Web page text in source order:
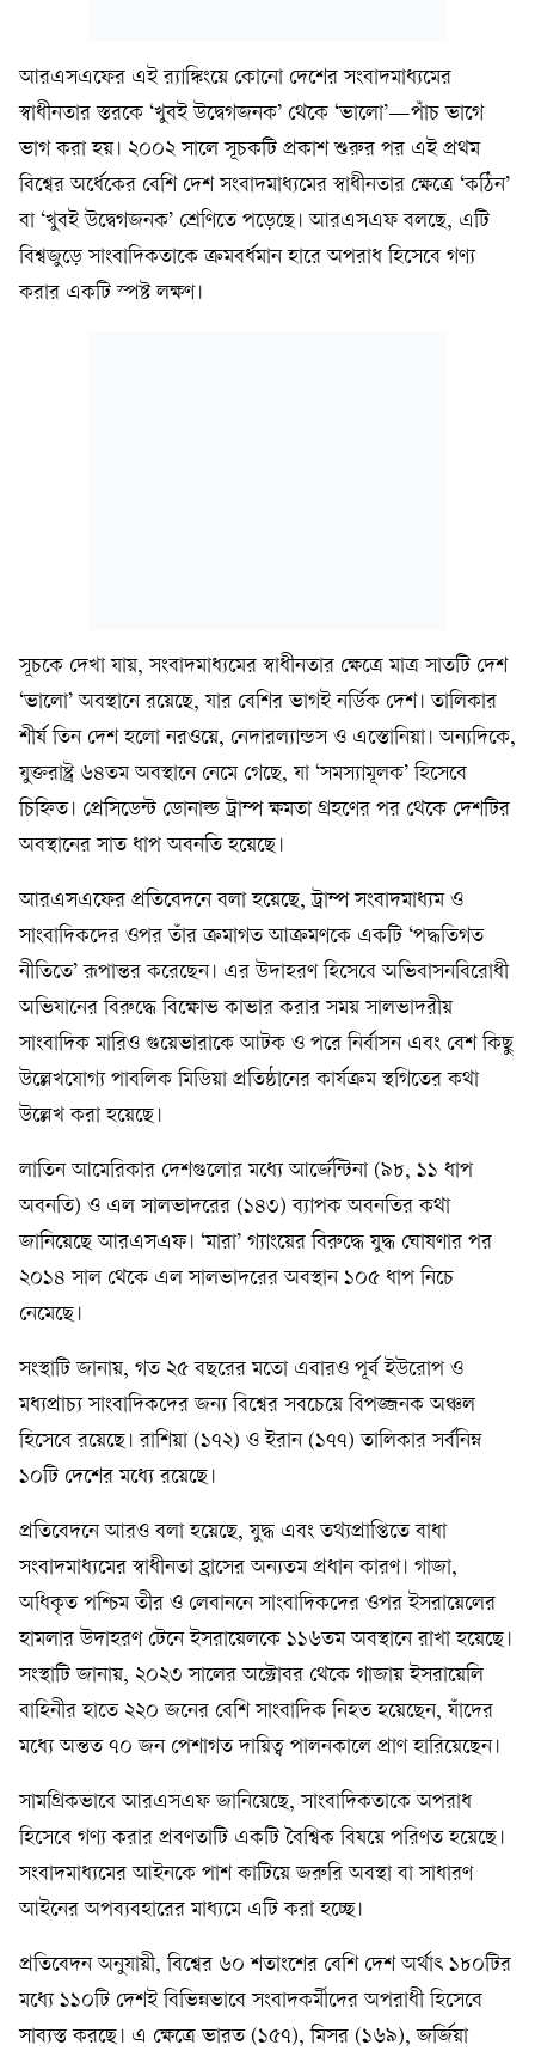
আরএসএফের এই র‍্যাঙ্কিংয়ে কোনো দেশের সংবাদমাধ্যমের
স্বাধীনতার স্তরকে ‘খুবই উদ্বেগজনক’ থেকে ‘ভালো’—পাঁচ ভাগে
ভাগ করা হয়। ২০০২ সালে সূচকটি প্রকাশ শুরুর পর এই প্রথম
বিশ্বের অর্ধেকের বেশি দেশ সংবাদমাধ্যমের স্বাধীনতার ক্ষেত্রে ‘কঠিন’
বা ‘খুবই উদ্বেগজনক’ শ্রেণিতে পড়েছে। আরএসএফ বলছে, এটি
বিশ্বজুড়ে সাংবাদিকতাকে ক্রমবর্ধমান হারে অপরাধ হিসেবে গণ্য
করার একটি স্পষ্ট লক্ষণ।
সূচকে দেখা যায়, সংবাদমাধ্যমের স্বাধীনতার ক্ষেত্রে মাত্র সাতটি দেশ
‘ভালো’ অবস্থানে রয়েছে, যার বেশির ভাগই নর্ডিক দেশ। তালিকার
শীর্ষ তিন দেশ হলো নরওয়ে, নেদারল্যান্ডস ও এস্তোনিয়া। অন্যদিকে,
যুক্তরাষ্ট্র ৬৪তম অবস্থানে নেমে গেছে, যা ‘সমস্যামূলক’ হিসেবে
চিহ্নিত। প্রেসিডেন্ট ডোনাল্ড ট্রাম্প ক্ষমতা গ্রহণের পর থেকে দেশটির
অবস্থানের সাত ধাপ অবনতি হয়েছে।
আরএসএফের প্রতিবেদনে বলা হয়েছে, ট্রাম্প সংবাদমাধ্যম ও
সাংবাদিকদের ওপর তাঁর ক্রমাগত আক্রমণকে একটি ‘পদ্ধতিগত
নীতিতে’ রূপান্তর করেছেন। এর উদাহরণ হিসেবে অভিবাসনবিরোধী
অভিযানের বিরুদ্ধে বিক্ষোভ কাভার করার সময় সালভাদরীয়
সাংবাদিক মারিও গুয়েভারাকে আটক ও পরে নির্বাসন এবং বেশ কিছু
উল্লেখযোগ্য পাবলিক মিডিয়া প্রতিষ্ঠানের কার্যক্রম স্থগিতের কথা
উল্লেখ করা হয়েছে।
লাতিন আমেরিকার দেশগুলোর মধ্যে আর্জেন্টিনা (৯৮, ১১ ধাপ
অবনতি) ও এল সালভাদরের (১৪৩) ব্যাপক অবনতির কথা
জানিয়েছে আরএসএফ। ‘মারা’ গ্যাংয়ের বিরুদ্ধে যুদ্ধ ঘোষণার পর
২০১৪ সাল থেকে এল সালভাদরের অবস্থান ১০৫ ধাপ নিচে
নেমেছে।
সংস্থাটি জানায়, গত ২৫ বছরের মতো এবারও পূর্ব ইউরোপ ও
মধ্যপ্রাচ্য সাংবাদিকদের জন্য বিশ্বের সবচেয়ে বিপজ্জনক অঞ্চল
হিসেবে রয়েছে। রাশিয়া (১৭২) ও ইরান (১৭৭) তালিকার সর্বনিম্ন
১০টি দেশের মধ্যে রয়েছে।
প্রতিবেদনে আরও বলা হয়েছে, যুদ্ধ এবং তথ্যপ্রাপ্তিতে বাধা
সংবাদমাধ্যমের স্বাধীনতা হ্রাসের অন্যতম প্রধান কারণ। গাজা,
অধিকৃত পশ্চিম তীর ও লেবাননে সাংবাদিকদের ওপর ইসরায়েলের
হামলার উদাহরণ টেনে ইসরায়েলকে ১১৬তম অবস্থানে রাখা হয়েছে।
সংস্থাটি জানায়, ২০২৩ সালের অক্টোবর থেকে গাজায় ইসরায়েলি
বাহিনীর হাতে ২২০ জনের বেশি সাংবাদিক নিহত হয়েছেন, যাঁদের
মধ্যে অন্তত ৭০ জন পেশাগত দায়িত্ব পালনকালে প্রাণ হারিয়েছেন।
সামগ্রিকভাবে আরএসএফ জানিয়েছে, সাংবাদিকতাকে অপরাধ
হিসেবে গণ্য করার প্রবণতাটি একটি বৈশ্বিক বিষয়ে পরিণত হয়েছে।
সংবাদমাধ্যমের আইনকে পাশ কাটিয়ে জরুরি অবস্থা বা সাধারণ
আইনের অপব্যবহারের মাধ্যমে এটি করা হচ্ছে।
প্রতিবেদন অনুযায়ী, বিশ্বের ৬০ শতাংশের বেশি দেশ অর্থাৎ ১৮০টির
মধ্যে ১১০টি দেশই বিভিন্নভাবে সংবাদকর্মীদের অপরাধী হিসেবে
সাব্যস্ত করছে। এ ক্ষেত্রে ভারত (১৫৭), মিসর (১৬৯), জর্জিয়া